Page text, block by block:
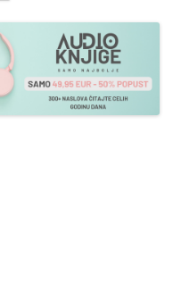
sadržaja